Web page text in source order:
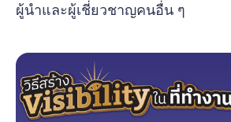
ผู้นำและผู้เชี่ยวชาญคนอื่น ๆ